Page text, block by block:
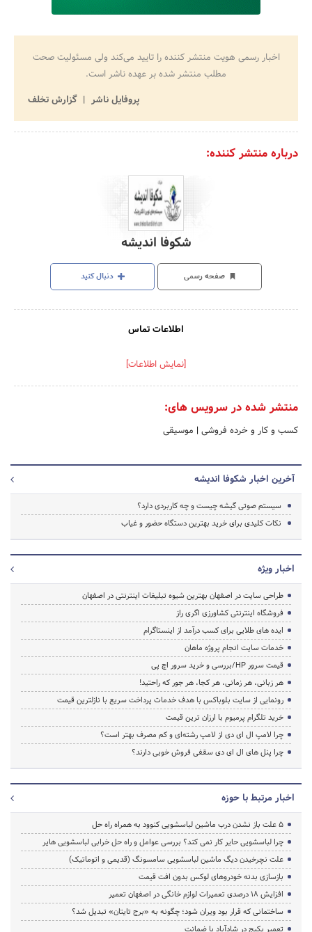
اخبار رسمی هویت منتشر کننده را تایید می‌کند ولی مسئولیت صحت
مطلب منتشر شده بر عهده ناشر است.
پروفایل ناشر
گزارش تخلف
درباره منتشر کننده:
شکوفا اندیشه
صفحه رسمی دنبال کنید
اطلاعات تماس
[نمایش اطلاعات]
منتشر شده در سرویس های:
کسب و کار و خرده فروشی | موسیقی
آخرین اخبار شکوفا اندیشه
سیستم صوتی گیشه چیست و چه کاربردی دارد؟
نکات کلیدی برای خرید بهترین دستگاه حضور و غیاب
اخبار ویژه
طراحی سایت در اصفهان بهترین شیوه تبلیغات اینترنتی در اصفهان
فروشگاه اینترنتی کشاورزی اگری راز
ایده های طلایی برای کسب درآمد از اینستاگرام
خدمات سایت انجام پروژه ماهان
قیمت سرور HP/بررسی و خرید سرور اچ پی
هر زبانی، هر زمانی، هر کجا، هر جور که راحتید!
رونمایی از سایت بلوباکس با هدف خدمات پرداخت سریع با نازلترین قیمت
خرید تلگرام پرمیوم با ارزان ترین قیمت
چرا لامپ ال ای دی از لامپ رشته‌ای و کم مصرف بهتر است؟
چرا پنل های ال ای دی سقفی فروش خوبی دارند؟
اخبار مرتبط با حوزه
5 علت باز نشدن درب ماشین لباسشویی کنوود به همراه راه حل
چرا لباسشویی حایر کار نمی کند؟ بررسی عوامل و راه حل خرابی لباسشویی هایر
علت نچرخیدن دیگ ماشین لباسشویی سامسونگ (قدیمی و اتوماتیک)
بازسازی بدنه خودروهای لوکس بدون افت قیمت
افزایش ۱۸ درصدی تعمیرات لوازم خانگی در اصفهان تعمیر
ساختمانی که قرار بود ویران شود؛ چگونه به «برج تایتان» تبدیل شد؟
تعمیر پکیج در شادآباد با ضمانت